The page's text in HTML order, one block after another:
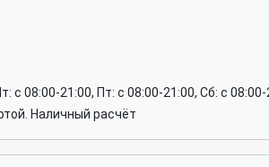
c 08:00-21:00, Пт: c 08:00-21:00, Сб: c
Наличный расчёт